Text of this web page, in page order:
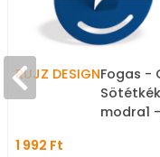
RUJZ DESIGNFogas -
modra1
1 992 Ft